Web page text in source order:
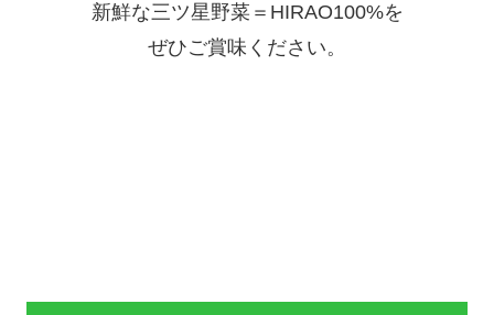
新鮮な三ツ星野菜＝HIRAO100%を
ぜひご賞味ください。